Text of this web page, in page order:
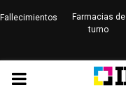
Fallecimientos
Farmacias de
turno
PRIMARY